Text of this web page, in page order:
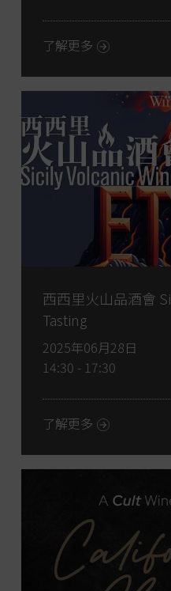
了解更多
西西里火山品酒會
Tasting
2025年06月28日
14:30 - 17:30
了解更多